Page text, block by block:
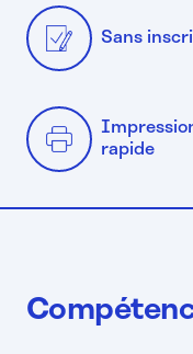
Sans
rapide